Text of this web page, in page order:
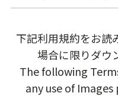
下記利用規約をお読
場合に限りダウ
The following
any use of